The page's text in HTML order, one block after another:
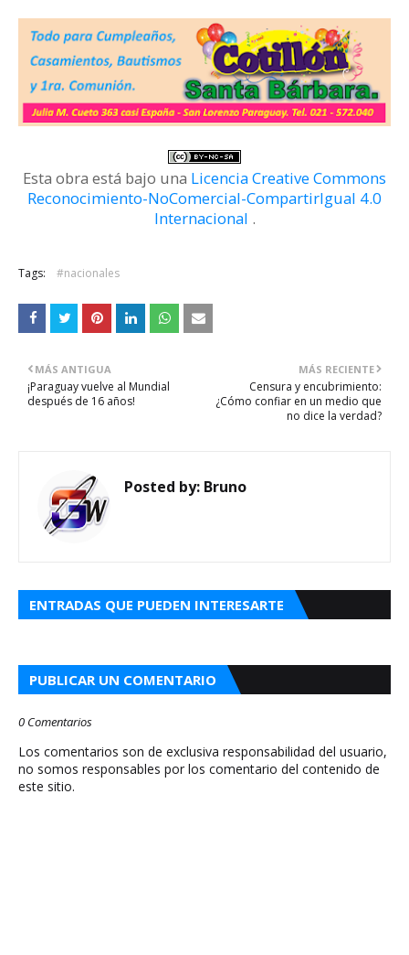
Esta obra está bajo una Licencia Creative Commons
Reconocimiento-NoComercial-CompartirIgual 4.0
Internacional .
Tags: #nacionales
MÁS RECIENTE
Censura y encubrimiento:
¿Cómo confiar en un medio que
no dice la verdad?
MÁS ANTIGUA
¡Paraguay vuelve al Mundial
después de 16 años!
Posted by: Bruno
ENTRADAS QUE PUEDEN INTERESARTE
PUBLICAR UN COMENTARIO
0 Comentarios
Los comentarios son de exclusiva responsabilidad del usuario,
no somos responsables por los comentario del contenido de
este sitio.